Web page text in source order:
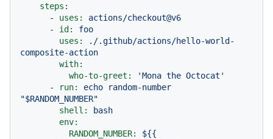
steps:
-
uses:
actions/checkout@v6
-
id:
foo
uses:
./.github/actions/hello-world-
composite-action
with:
who-to-greet:
'Mona the Octocat'
-
run: echo
random-number
"$RANDOM_NUMBER"
shell:
bash
env:
RANDOM_NUMBER:
${{